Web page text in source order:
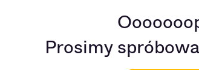
Prosimy